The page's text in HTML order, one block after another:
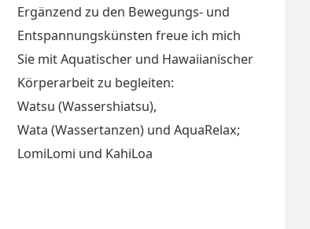
Ergänzend zu den Bewegungs- und
Entspannungskünsten freue ich mich
Sie mit Aquatischer und Hawaiianischer
Körperarbeit zu begleiten:
Watsu (Wassershiatsu),
Wata (Wassertanzen) und AquaRelax;
LomiLomi und KahiLoa